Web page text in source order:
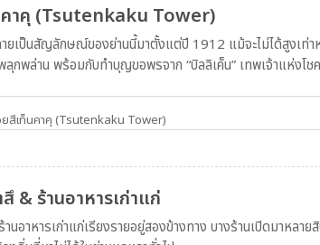
าคุ (Tsutenkaku Tower)
ยเป็นสัญลักษณ์ของย่านนี้มาตั้งแต่ปี 1912 แม้จะไม่ได้สูงเท่
กพล่าน พร้อมกับทำบุญขอพรจาก “บิลลิเค็น” เทพเจ้าแห่งโ
สึเท็นคาคุ (Tsutenkaku Tower)
& ร้านอาหารเก่าแก่
นอาหารเก่าแก่เรียงรายอยู่สองข้างทาง บางร้านเปิดมาหล